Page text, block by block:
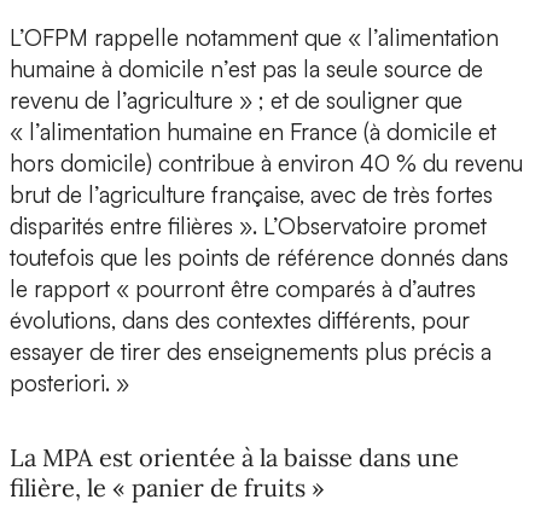
L’OFPM rappelle notamment que « l’alimentation
humaine à domicile n’est pas la seule source de
revenu de l’agriculture » ; et de souligner que
« l’alimentation humaine en France (à domicile et
hors domicile) contribue à environ 40 % du revenu
brut de l’agriculture française, avec de très fortes
disparités entre filières ». L’Observatoire promet
toutefois que les points de référence donnés dans
le rapport « pourront être comparés à d’autres
évolutions, dans des contextes différents, pour
essayer de tirer des enseignements plus précis a
posteriori. »
La MPA est orientée à la baisse dans une
filière, le « panier de fruits »